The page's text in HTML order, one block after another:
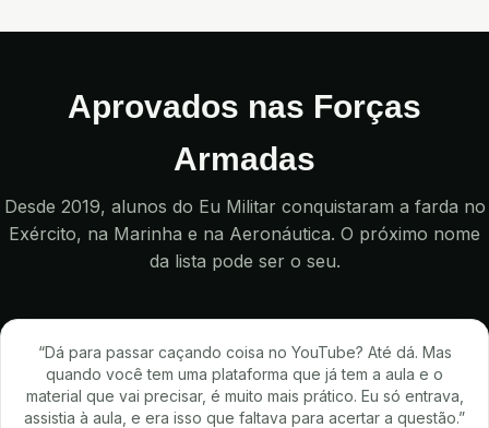
Aprovados nas Forças
Armadas
Desde 2019, alunos do Eu Militar conquistaram a farda no
Exército, na Marinha e na Aeronáutica. O próximo nome
da lista pode ser o seu.
“Dá para passar caçando coisa no YouTube? Até dá. Mas
quando você tem uma plataforma que já tem a aula e o
material que vai precisar, é muito mais prático. Eu só entrava,
assistia à aula, e era isso que faltava para acertar a questão.”